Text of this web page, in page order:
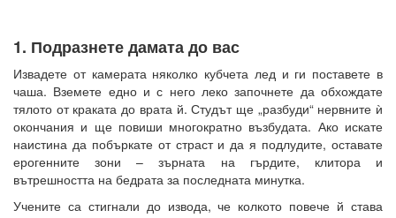
1. Подразнете дамата до вас
Извадете от камерата няколко кубчета лед и ги поставете в
чаша. Вземете едно и с него леко започнете да обхождате
тялото от краката до врата й. Студът ще „разбуди“ нервните ѝ
окончания и ще повиши многократно възбудата. Ако искате
наистина да побъркате от страст и да я подлудите, оставате
ерогенните зони – зърната на гърдите, клитора и
вътрешността на бедрата за последната минутка.
Учените са стигнали до извода, че колкото повече й става